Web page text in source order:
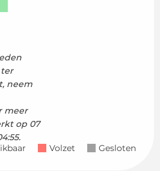
neem
meer
op 07
Volzet Gesloten